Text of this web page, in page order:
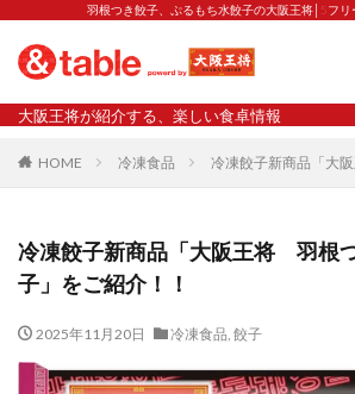
羽根つき餃子、ぷるもち水餃子の大阪王将│5フリ
大阪王将が紹介する、楽しい食卓情報
HOME 冷凍食品 冷凍餃子新商品「大
冷凍餃子新商品「大阪王将 羽根
子」をご紹介！！
2025年11月20日 冷凍食品, 餃子
タグ
2023新商品 炒飯の素 業務スー
減塩
渡韓 渡韓ごっこ 炒
焼売と飲みたい
焼酎 猛暑
白くなる
小籠包
大阪王将 背徳のバターすぎるぎょうざ
宇都宮
宮崎辛麺 宮崎餃子